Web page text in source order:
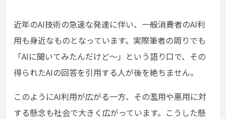
近年のAI技術の急速な発達に伴い、一般消費者のAI利
用も身近なものとなっています。実際筆者の周りでも
「AIに聞いてみたんだけど～」という語り口で、その
得られたAIの回答を引用する人が後を絶ちません。
このようにAI利用が広がる一方、その濫用や悪用に対
する懸念も社会で大きく広がっています。こうした懸